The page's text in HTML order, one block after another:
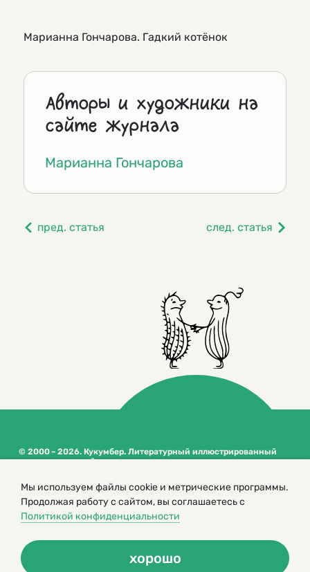
Марианна Гончарова. Гадкий котёнок
Авторы и художники на
сайте журнала
Марианна Гончарова
пред. статья след. статья
© 2000 – 2026. Кукумбер. Литературный иллюстрированный
журнал для детей
сайта
Политика конфиденциальности
Мы используем файлы cookie и метрические программы.
Продолжая работу с сайтом, вы соглашаетесь с
Политикой конфиденциальности
хорошо